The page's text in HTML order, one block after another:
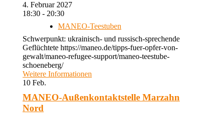
4. Februar 2027
18:30 - 20:30
MANEO-Teestuben
Schwerpunkt: ukrainisch- und russisch-sprechende
Geflüchtete https://maneo.de/tipps-fuer-opfer-von-
gewalt/maneo-refugee-support/maneo-teestube-
schoeneberg/
Weitere Informationen
10 Feb.
MANEO-Außenkontaktstelle Marzahn
Nord